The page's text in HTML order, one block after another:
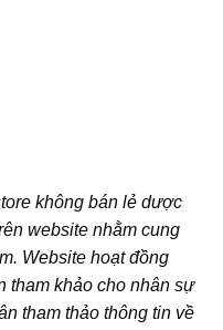
không bán lẻ dược
website nhằm cung
Website hoạt đồng
tham khảo cho nhân sự
tham thảo thông tin về